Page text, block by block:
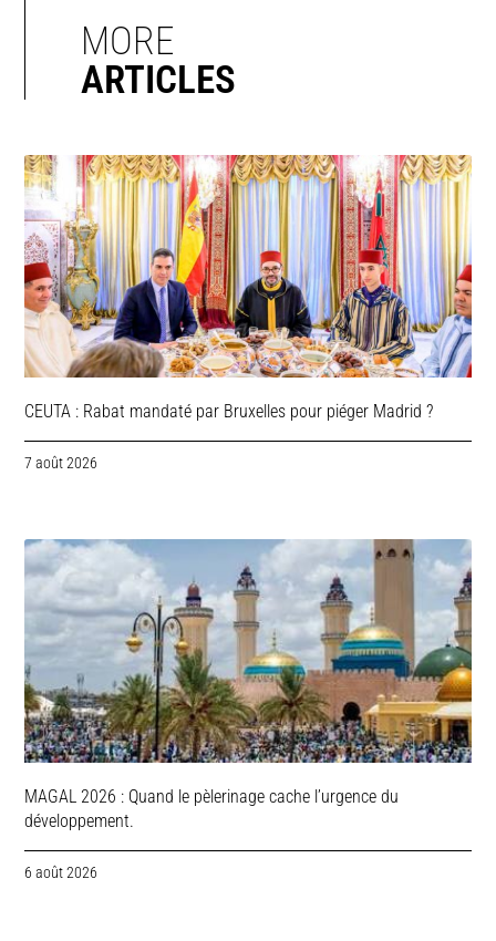
MORE
ARTICLES
CEUTA : Rabat mandaté par Bruxelles pour piéger Madrid ?
7 août 2026
MAGAL 2026 : Quand le pèlerinage cache l’urgence du
développement.
6 août 2026